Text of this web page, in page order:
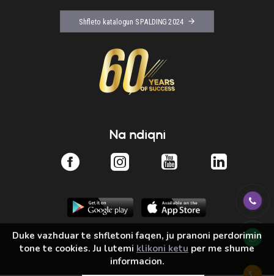
Shfleto katalogun SPALDING 2024
Na ndiqni
Duke vazhduar te shfletoni faqen, ju pranoni perdorimin
tone te cookies. Ju lutemi klikoni ketu per me shume
informacion.